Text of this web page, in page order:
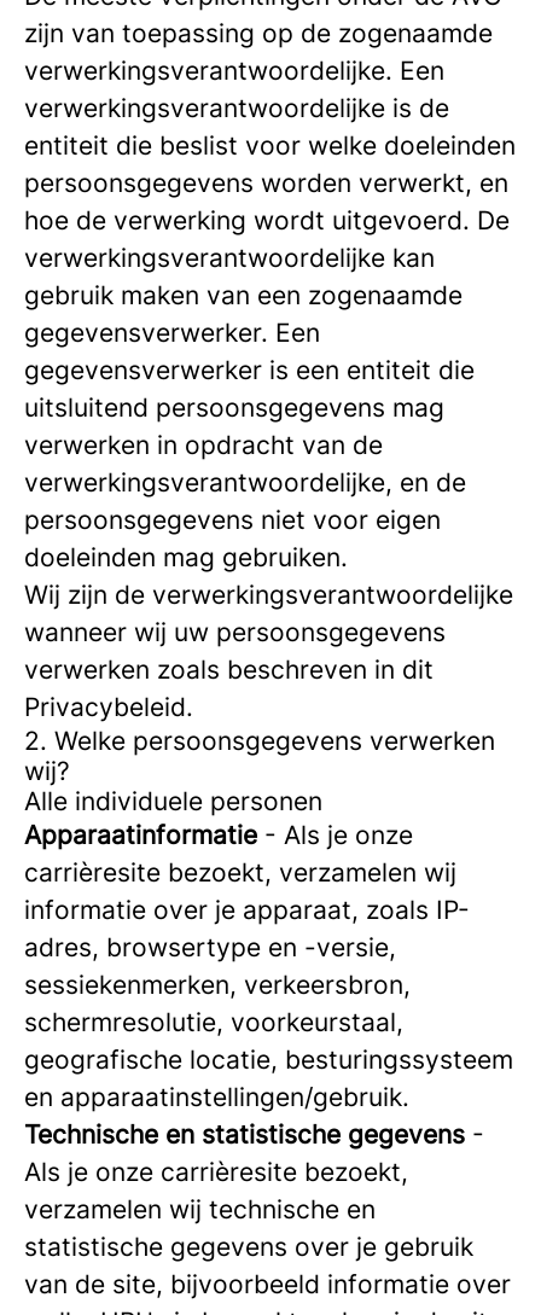
zijn van toepassing op de zogenaamde
verwerkingsverantwoordelijke. Een
verwerkingsverantwoordelijke is de
entiteit die beslist voor welke doeleinden
persoonsgegevens worden verwerkt, en
hoe de verwerking wordt uitgevoerd. De
verwerkingsverantwoordelijke kan
gebruik maken van een zogenaamde
gegevensverwerker. Een
gegevensverwerker is een entiteit die
uitsluitend persoonsgegevens mag
verwerken in opdracht van de
verwerkingsverantwoordelijke, en de
persoonsgegevens niet voor eigen
doeleinden mag gebruiken.
Wij zijn de verwerkingsverantwoordelijke
wanneer wij uw persoonsgegevens
verwerken zoals beschreven in dit
Privacybeleid.
2. Welke persoonsgegevens verwerken
wij?
Alle individuele personen
Apparaatinformatie - Als je onze
carrièresite bezoekt, verzamelen wij
informatie over je apparaat, zoals IP-
adres, browsertype en -versie,
sessiekenmerken, verkeersbron,
schermresolutie, voorkeurstaal,
geografische locatie, besturingssysteem
en apparaatinstellingen/gebruik.
Technische en statistische gegevens -
Als je onze carrièresite bezoekt,
verzamelen wij technische en
statistische gegevens over je gebruik
van de site, bijvoorbeeld informatie over